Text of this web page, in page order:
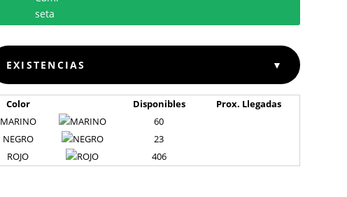
EXISTENCIAS ▼
Color Disponibles
Prox. Llegadas
MARINO
60
NEGRO
23
ROJO
406